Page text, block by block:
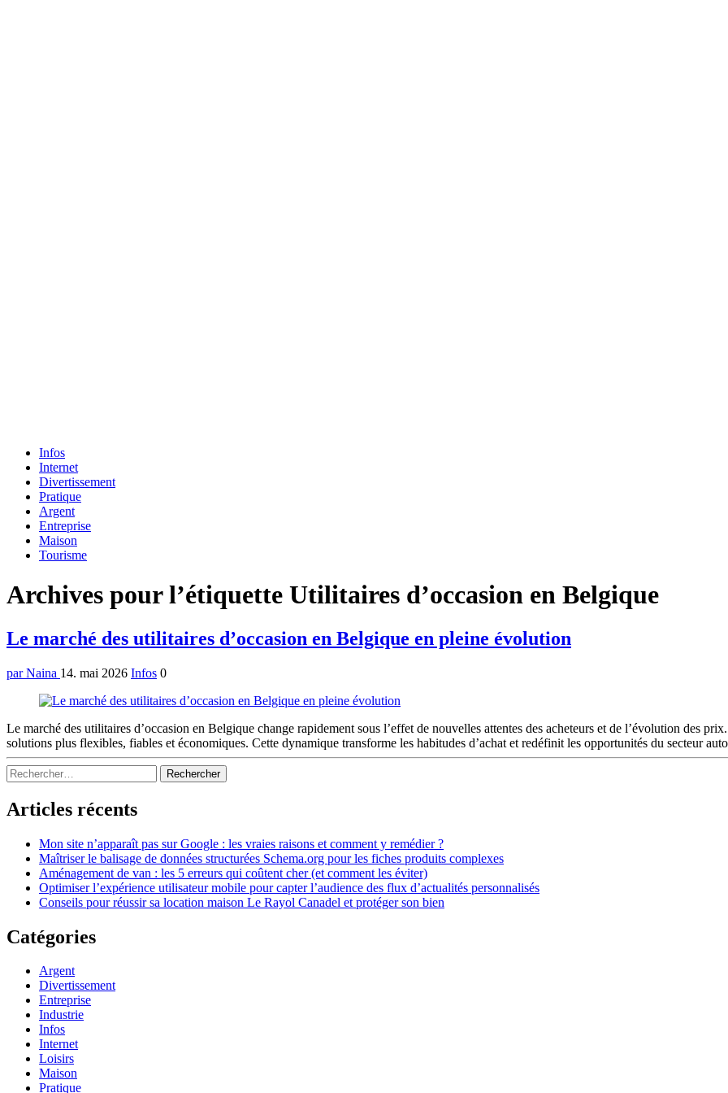
Formulaire
recherche
Infos
Internet
Divertissement
Pratique
Argent
Entreprise
Maison
Tourisme
Archives pour l’étiquette Utilitaires d’occasion en Belgique
Le marché des utilitaires d’occasion en Belgique en pleine évolution
par Naina 14. mai 2026 Infos 0
Le marché des utilitaires d’occasion en Belgique change rapidement sous l’effet de nouvelles attentes des acheteurs et de l’évolution des
solutions plus flexibles, fiables et économiques. Cette dynamique transforme les habitudes d’achat et redéfinit les opportunités du secteur
Sidebar
Rechercher :
Articles récents
Mon site n’apparaît pas sur Google : les vraies raisons et comment y remédier ?
Maîtriser le balisage de données structurées Schema.org pour les fiches produits complexes
Aménagement de van : les 5 erreurs qui coûtent cher (et comment les éviter)
Optimiser l’expérience utilisateur mobile pour capter l’audience des flux d’actualités personnalisés
Conseils pour réussir sa location maison Le Rayol Canadel et protéger son bien
Catégories
Argent
Divertissement
Entreprise
Industrie
Infos
Internet
Loisirs
Maison
Pratique